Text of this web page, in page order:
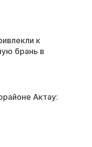
к
брань в
Актау: